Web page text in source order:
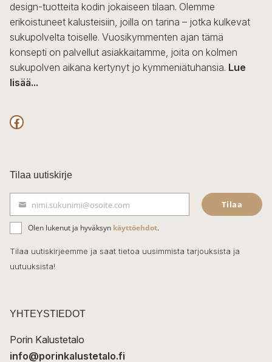
design-tuotteita kodin jokaiseen tilaan. Olemme
erikoistuneet kalusteisiin, joilla on tarina – jotka kulkevat
sukupolvelta toiselle. Vuosikymmenten ajan tämä
konsepti on palvellut asiakkaitamme, joita on kolmen
sukupolven aikana kertynyt jo kymmeniätuhansia. Lue
lisää...
F
c
e
b
o
o
k
Tilaa uutiskirje
ä
h
k
t
nimi.sukunimi@osoite.com Tilaa
Olen lukenut ja hyväksyn käyttöehdot.
Tilaa uutiskirjeemme ja saat tietoa uusimmista tarjouksista ja
uutuuksista!
YHTEYSTIEDOT
Porin Kalustetalo
info@porinkalustetalo.fi